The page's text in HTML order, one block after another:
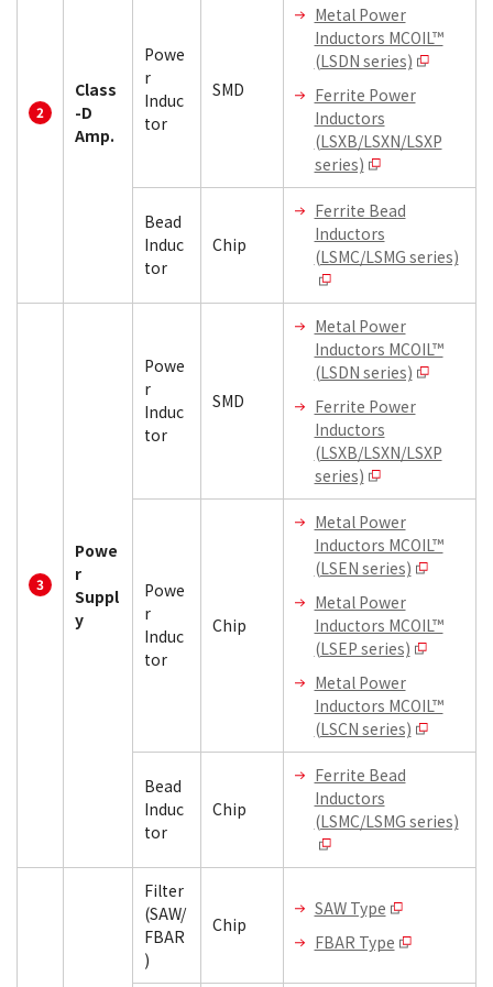
Class
-D
Amp.
Powe
r
Induc
tor
SMD
Metal Power
Inductors MCOIL™
(LSDN series)
Ferrite Power
Inductors
(LSXB/LSXN/LSXP
series)
Bead
Induc
tor
Chip
Ferrite Bead
Inductors
(LSMC/LSMG series)
Powe
r
Suppl
y
Powe
r
Induc
tor
SMD
Metal Power
Inductors MCOIL™
(LSDN series)
Ferrite Power
Inductors
(LSXB/LSXN/LSXP
series)
Powe
r
Induc
tor
Chip
Metal Power
Inductors MCOIL™
(LSEN series)
Metal Power
Inductors MCOIL™
(LSEP series)
Metal Power
Inductors MCOIL™
(LSCN series)
Bead
Induc
tor
Chip
Ferrite Bead
Inductors
(LSMC/LSMG series)
Filter
(SAW/
FBAR
)
Chip
SAW Type
FBAR Type